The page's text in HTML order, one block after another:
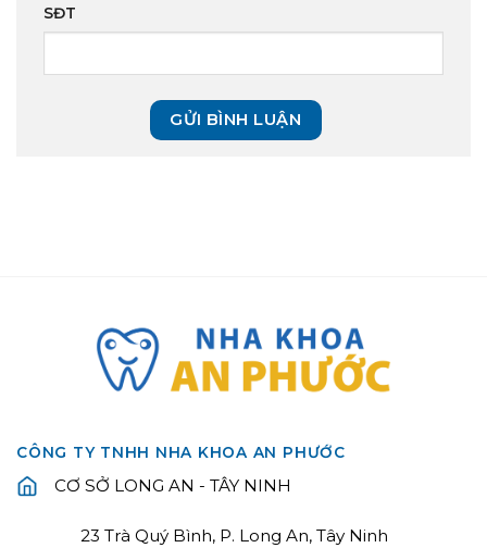
SĐT
CÔNG TY TNHH NHA KHOA AN PHƯỚC
CƠ SỞ LONG AN - TÂY NINH
23 Trà Quý Bình, P. Long An, Tây Ninh